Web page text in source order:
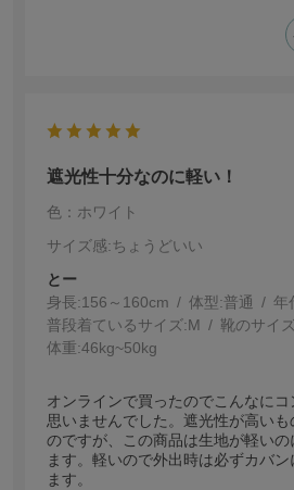
遮光性十分なのに軽い！
色：ホワイト
サイズ感:ちょうどいい
とー
身長:156～160cm 体型:普通 年
普段着ているサイズ:M 靴のサイ
体重:46kg~50kg
オンラインで買ったのでこんなに
思いませんでした。遮光性が高い
のですが、この商品は生地が軽い
ます。軽いので外出時は必ずカバ
ます。